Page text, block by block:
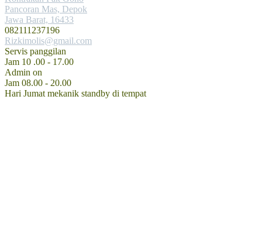
Pancoran Mas, Depok
Jawa Barat, 16433
082111237196
Rizkimolis@gmail.com
Servis panggilan
Jam 10 .00 - 17.00
Admin on
Jam 08.00 - 20.00
Hari Jumat mekanik standby di tempat